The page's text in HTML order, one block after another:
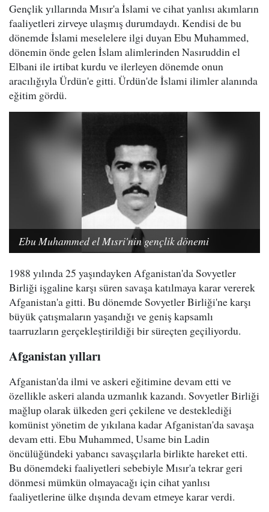
Gençlik yıllarında Mısır'a İslami ve cihat yanlısı akımların
faaliyetleri zirveye ulaşmış durumdaydı. Kendisi de bu
dönemde İslami meselelere ilgi duyan Ebu Muhammed,
dönemin önde gelen İslam alimlerinden Nasıruddin el
Elbani ile irtibat kurdu ve ilerleyen dönemde onun
aracılığıyla Ürdün'e gitti. Ürdün'de İslami ilimler alanında
eğitim gördü.
Ebu Muhammed el Mısri'nin gençlik dönemi
1988 yılında 25 yaşındayken Afganistan'da Sovyetler
Birliği işgaline karşı süren savaşa katılmaya karar vererek
Afganistan'a gitti. Bu dönemde Sovyetler Birliği'ne karşı
büyük çatışmaların yaşandığı ve geniş kapsamlı
taarruzların gerçekleştirildiği bir süreçten geçiliyordu.
Afganistan yılları
Afganistan'da ilmi ve askeri eğitimine devam etti ve
özellikle askeri alanda uzmanlık kazandı. Sovyetler Birliği
mağlup olarak ülkeden geri çekilene ve desteklediği
komünist yönetim de yıkılana kadar Afganistan'da savaşa
devam etti. Ebu Muhammed, Usame bin Ladin
öncülüğündeki yabancı savaşçılarla birlikte hareket etti.
Bu dönemdeki faaliyetleri sebebiyle Mısır'a tekrar geri
dönmesi mümkün olmayacağı için cihat yanlısı
faaliyetlerine ülke dışında devam etmeye karar verdi.